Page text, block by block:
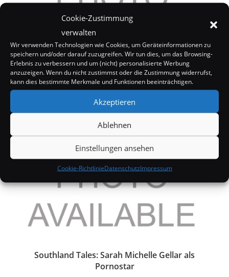
Cookie-Zustimmung
verwalten
Wir verwenden Technologien wie Cookies, um Geräteinformationen zu
speichern und/oder darauf zuzugreifen. Wir tun dies, um das Browsing-
Erlebnis zu verbessern und um (nicht) personalisierte Werbung
anzuzeigen. Wenn du nicht zustimmst oder die Zustimmung widerrufst,
kann dies bestimmte Merkmale und Funktionen beeinträchtigen.
Akzeptieren
Ablehnen
Einstellungen ansehen
Cookie-RichtlinieDatenschutzImpressum
Jennifer Lopez: Neues Album im Oktober
14. August 2007
Southland Tales: Sarah Michelle Gellar als
Pornostar